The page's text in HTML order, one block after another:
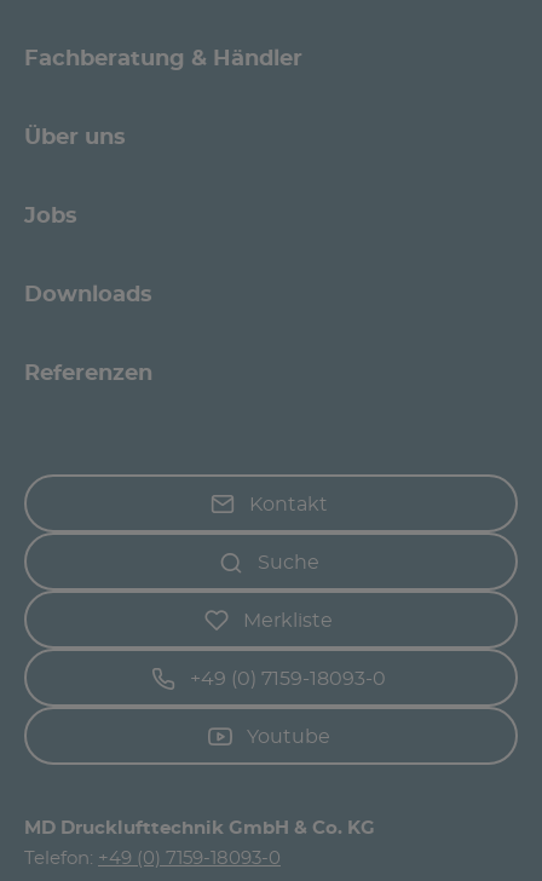
Fachberatung & Händler
Über uns
Jobs
Downloads
Referenzen
Kontakt
Suche
Merkliste
+49 (0) 7159-18093-0
Youtube
MD Drucklufttechnik GmbH & Co. KG
Telefon: +49 (0) 7159-18093-0